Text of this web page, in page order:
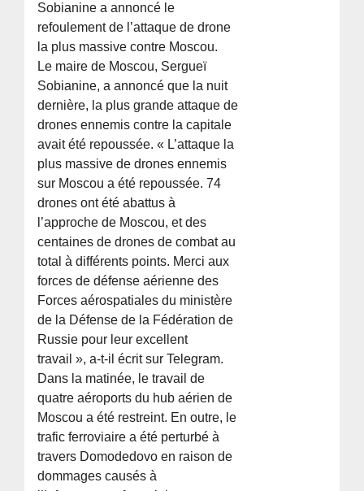
Sobianine a annoncé le
refoulement de l’attaque de drone
la plus massive contre Moscou.
Le maire de Moscou, Sergueï
Sobianine, a annoncé que la nuit
dernière, la plus grande attaque de
drones ennemis contre la capitale
avait été repoussée. « L’attaque la
plus massive de drones ennemis
sur Moscou a été repoussée. 74
drones ont été abattus à
l’approche de Moscou, et des
centaines de drones de combat au
total à différents points. Merci aux
forces de défense aérienne des
Forces aérospatiales du ministère
de la Défense de la Fédération de
Russie pour leur excellent
travail », a-t-il écrit sur Telegram.
Dans la matinée, le travail de
quatre aéroports du hub aérien de
Moscou a été restreint. En outre, le
trafic ferroviaire a été perturbé à
travers Domodedovo en raison de
dommages causés à